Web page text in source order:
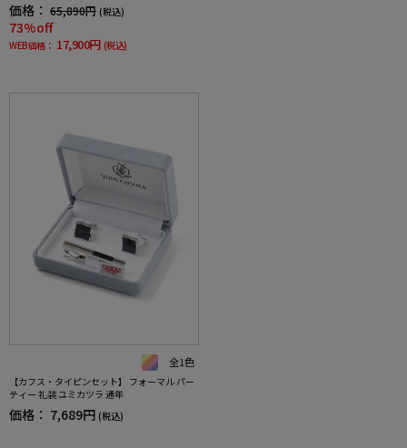
価格： 65,890円 (税込)
73%off
WEB価格： 17,900円 (税込)
全1色
【カフス・タイピンセット】 フォーマル パー
ティー 礼装 ユミカツラ 通年
価格： 7,689円 (税込)